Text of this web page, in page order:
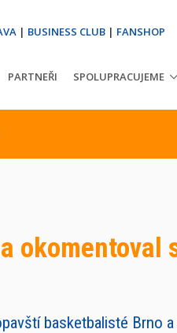
| BUSINESS CLUB | FANSHOP
PARTNEŘI SPOLUPRACUJEME
okomentoval
basketbalisté Brno